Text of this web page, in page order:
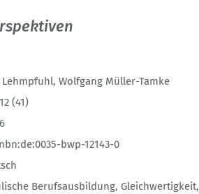
Lehmpfuhl, Wolfgang Müller-Tamke
(41)
bwp-12143-0
Berufsausbildung, Gleichwertigkeit,